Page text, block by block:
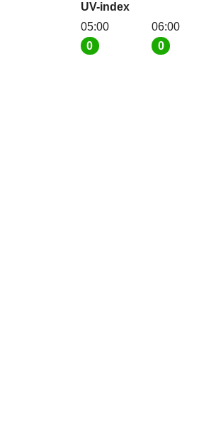
UV-index
05:00
0
06:00
0